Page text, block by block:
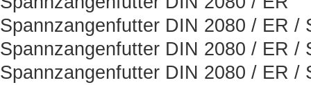
Spannzangenfutter DIN 2080 / ER /
Spannzangenfutter DIN 2080 / ER /
Spannzangenfutter DIN 2080 / ER /